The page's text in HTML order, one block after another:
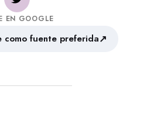
EN GOOGLE
como fuente preferida↗